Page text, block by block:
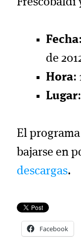
Fecha
de
Hora:
Lugar
El
bajarse en
descargas.
Facebook